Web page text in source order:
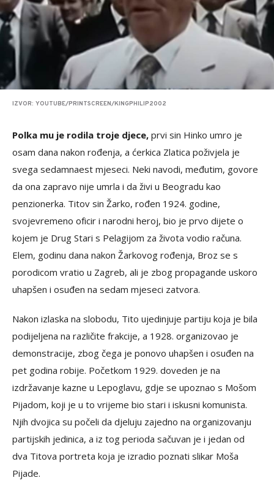
IZVOR: YOUTUBE/PRINTSCREEN/KINGPHILIP2002
Polka mu je rodila troje djece, prvi sin Hinko umro je
osam dana nakon rođenja, a ćerkica Zlatica poživjela je
svega sedamnaest mjeseci. Neki navodi, međutim, govore
da ona zapravo nije umrla i da živi u Beogradu kao
penzionerka. Titov sin Žarko, rođen 1924. godine,
svojevremeno oficir i narodni heroj, bio je prvo dijete o
kojem je Drug Stari s Pelagijom za života vodio računa.
Elem, godinu dana nakon Žarkovog rođenja, Broz se s
porodicom vratio u Zagreb, ali je zbog propagande uskoro
uhapšen i osuđen na sedam mjeseci zatvora.
Nakon izlaska na slobodu, Tito ujedinjuje partiju koja je bila
podijeljena na različite frakcije, a 1928. organizovao je
demonstracije, zbog čega je ponovo uhapšen i osuđen na
pet godina robije. Početkom 1929. doveden je na
izdržavanje kazne u Lepoglavu, gdje se upoznao s Mošom
Pijadom, koji je u to vrijeme bio stari i iskusni komunista.
Njih dvojica su počeli da djeluju zajedno na organizovanju
partijskih jedinica, a iz tog perioda sačuvan je i jedan od
dva Titova portreta koja je izradio poznati slikar Moša
Pijade.